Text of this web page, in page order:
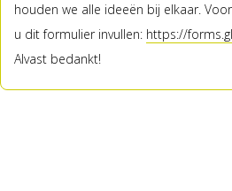
houden we alle ideeën bij elkaar.
u dit formulier invullen: https://
Alvast bedankt!